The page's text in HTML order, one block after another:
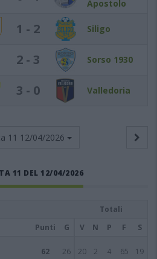
Apostolo
1 - 2 Siligo
2 - 3 Sorso 1930
3 - 0 Valledoria
11 12/04/2026
11 DEL 12/04/2026
Totali
Punti G V N P F S
62 26 20 2 4 65 19